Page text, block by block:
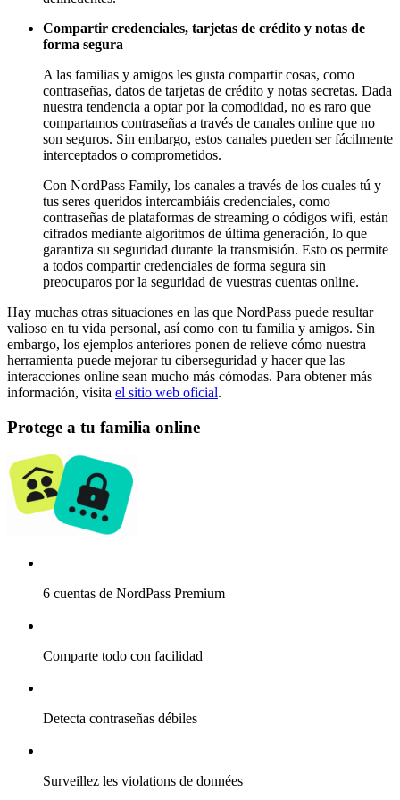
Compartir credenciales, tarjetas de crédito y notas de
forma segura
A las familias y amigos les gusta compartir cosas, como
contraseñas, datos de tarjetas de crédito y notas secretas. Dada
nuestra tendencia a optar por la comodidad, no es raro que
compartamos contraseñas a través de canales online que no
son seguros. Sin embargo, estos canales pueden ser fácilmente
interceptados o comprometidos.
Con NordPass Family, los canales a través de los cuales tú y
tus seres queridos intercambiáis credenciales, como
contraseñas de plataformas de streaming o códigos wifi, están
cifrados mediante algoritmos de última generación, lo que
garantiza su seguridad durante la transmisión. Esto os permite
a todos compartir credenciales de forma segura sin
preocuparos por la seguridad de vuestras cuentas online.
Hay muchas otras situaciones en las que NordPass puede resultar
valioso en tu vida personal, así como con tu familia y amigos. Sin
embargo, los ejemplos anteriores ponen de relieve cómo nuestra
herramienta puede mejorar tu ciberseguridad y hacer que las
interacciones online sean mucho más cómodas. Para obtener más
información, visita el sitio web oficial.
Protege a tu familia online
6 cuentas de NordPass Premium
Comparte todo con facilidad
Detecta contraseñas débiles
Surveillez les violations de données